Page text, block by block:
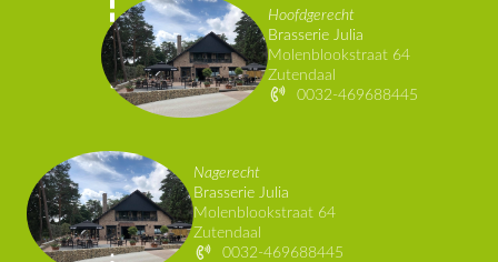
Hoofdgerecht
Brasserie Julia
Molenblookstraat 64
Zutendaal
0032-469688445
Nagerecht
Brasserie Julia
Molenblookstraat 64
Zutendaal
0032-469688445